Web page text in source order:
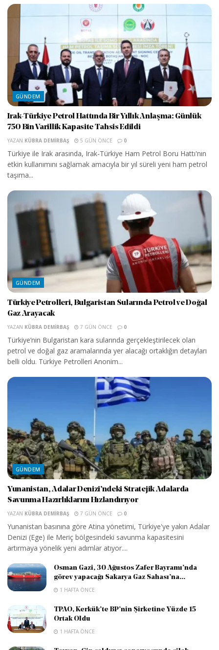
GÜNDEM
Irak-Türkiye Petrol Hattında Bir Yıllık Anlaşma: Günlük
750 Bin Varillik Kapasite Tahsis Edildi
YAZAN KÜBRA DEMIRBAŞ 5 GÜN ÖNCE 0
Türkiye ile Irak arasında, Irak-Türkiye Ham Petrol Boru Hattı'nın
etkin kullanımını sağlamak amacıyla bir yıl süreli yeni ham petrol
taşıma...
GÜNDEM
Türkiye Petrolleri, Bulgaristan Sularında Petrol ve Doğal
Gaz Arayacak
YAZAN KÜBRA DEMIRBAŞ 7 GÜN ÖNCE 0
Türkiye’nin Bulgaristan kara sularında gerçekleştirilecek olan
petrol ve doğal gaz aramalarında yer alacağı ortaklığın detayları
belli oldu. Türkiye Petrolleri Anonim...
GÜNDEM
Yunanistan, Adalar Denizi’ndeki Stratejik Adalarda
Savunma Hazırlıklarını Hızlandırıyor
YAZAN KÜBRA DEMIRBAŞ 7 GÜN ÖNCE 0
Yunanistan basınına göre Atina yönetimi, Türkiye'ye yakın Adalar
Denizi (Ege) ile Meriç bölgesindeki savunma kapasitesini
artırmaya yönelik yeni adımlar atıyor....
Osman Gazi, 30 Ağustos Zafer Bayramı’nda
görev yapacağı Sakarya Gaz Sahası’na...
1 HAFTA ÖNCE
TPAO, Kerkük’te BP’nin Şirketine Yüzde 15
Ortak Oldu
1 HAFTA ÖNCE